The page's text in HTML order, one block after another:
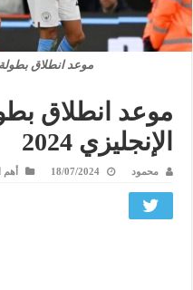
موعد انطلاق بطولة
موعد انطلاق
الإنجليزي 2024
محمود 18/07/2024 أهم